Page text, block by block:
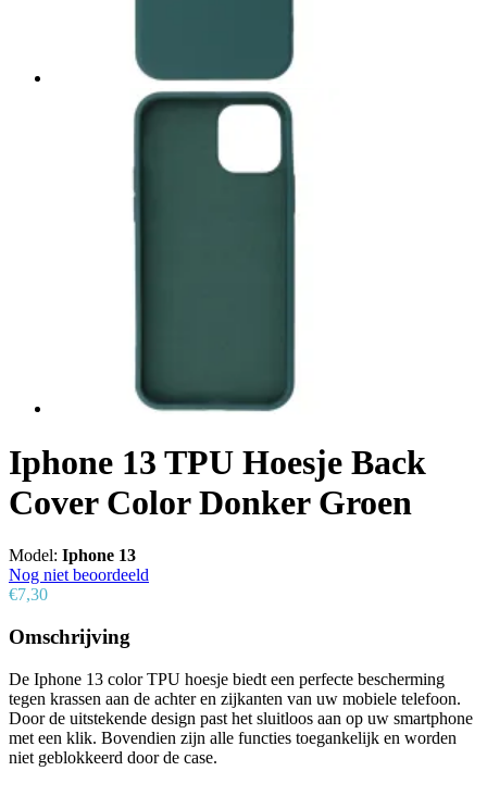
Iphone 13 TPU Hoesje Back
Cover Color Donker Groen
Model: Iphone 13
Nog niet beoordeeld
€7,30
Omschrijving
De Iphone 13 color TPU hoesje biedt een perfecte bescherming
tegen krassen aan de achter en zijkanten van uw mobiele telefoon.
Door de uitstekende design past het sluitloos aan op uw smartphone
met een klik. Bovendien zijn alle functies toegankelijk en worden
niet geblokkeerd door de case.